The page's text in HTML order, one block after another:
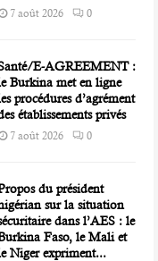
7 août 2026 0
E-AGREEMENT :
Burkina met en ligne
procédures d’agrément
établissements privés
7 août 2026 0
du président
sur la situation
dans l’AES : le
Faso, le Mali et
Niger expriment...